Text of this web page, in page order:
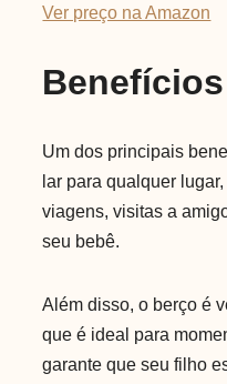
Ver preço na Amazon
Um dos principais
lar para qualquer
viagens, visitas a
seu bebê.
Além disso, o berço é
que é ideal para
garante que seu filho